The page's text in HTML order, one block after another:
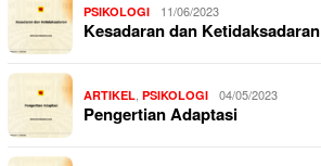
PSIKOLOGI 11/06/2023
Kesadaran dan Ketidaksadaran
ARTIKEL PSIKOLOGI 04/05/2023
Pengertian Adaptasi